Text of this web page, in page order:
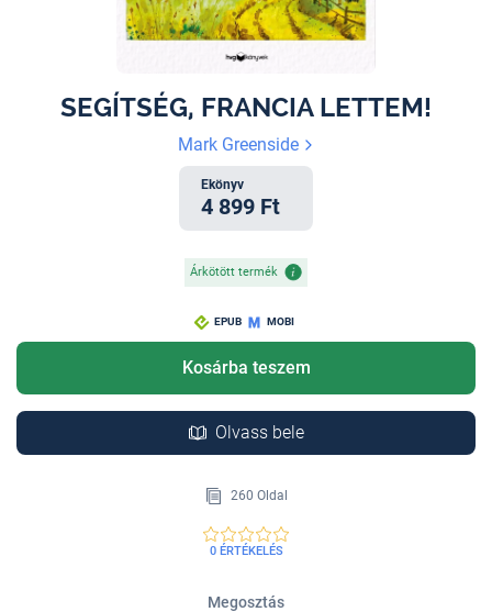
SEGÍTSÉG, FRANCIA LETTEM!
Mark Greenside
Ekönyv
4 899 Ft
Árkötött termék
EPUB MOBI
Kosárba teszem
Olvass bele
260 Oldal
0 ÉRTÉKELÉS
Megosztás